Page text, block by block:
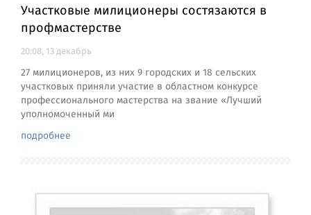
Участковые милиционеры состязаются в
профмастерстве
20:08, 13 декабрь
27 милиционеров, из них 9 городских и 18 сельских
участковых приняли участие в областном конкурсе
профессионального мастерства на звание «Лучший
уполномоченный ми
подробнее